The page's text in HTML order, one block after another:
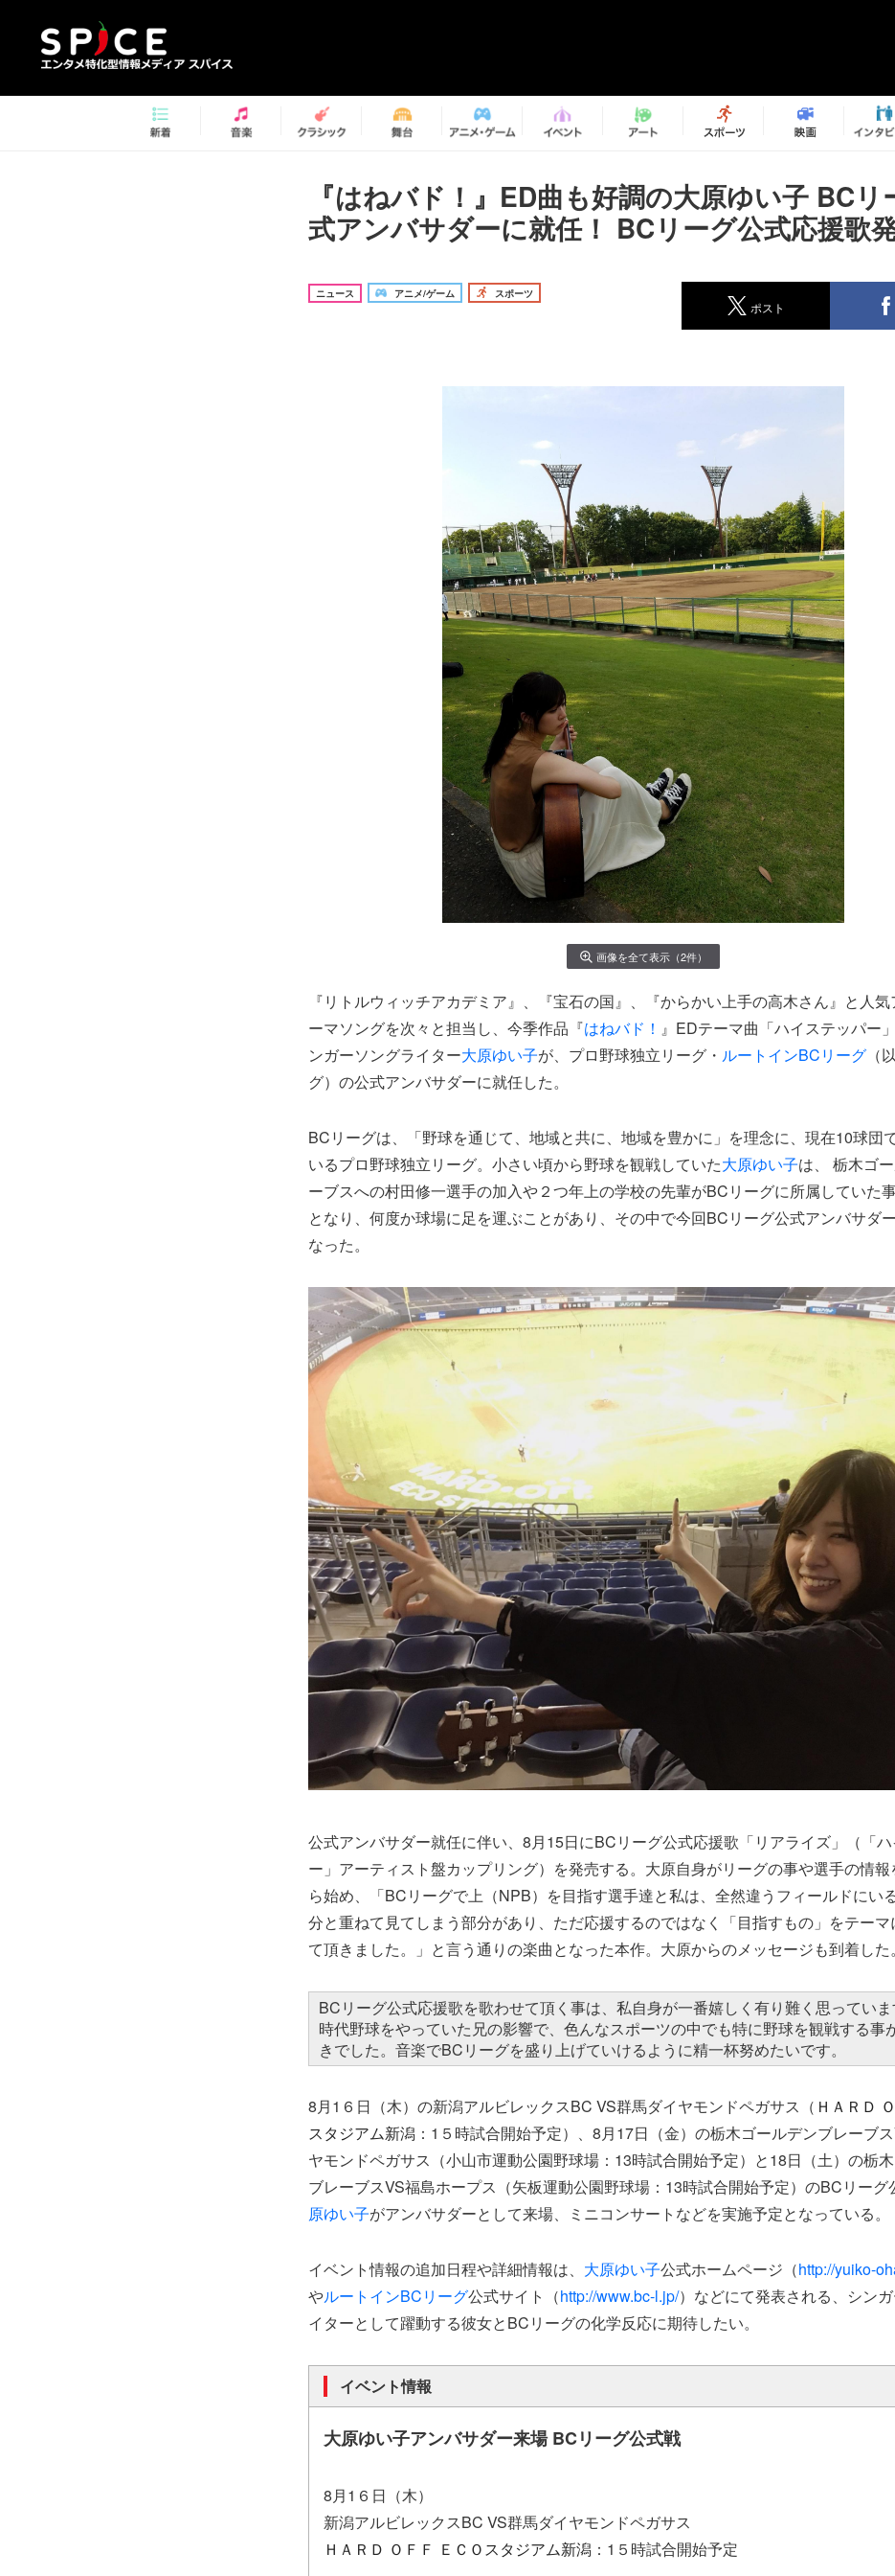
『はねバド！』ED曲も好調の大原ゆい子 BCリ
式アンバサダーに就任！ BCリーグ公式応援歌
ニュース アニメ/ゲーム スポーツ
ポスト
画像を全て表示（2件）
『リトルウィッチアカデミア』、『宝石の国』、『からかい上手の高木さん』と人
ーマソングを次々と担当し、今季作品『はねバド！ 』EDテーマ曲「ハイステッパー
ンガーソングライター大原ゆい子が、プロ野球独立リーグ・ ルートインBCリーグ （
グ）の公式アンバサダーに就任した。
BCリーグは、「野球を通じて、地域と共に、地域を豊かに」を理念に、現在10球団
いるプロ野球独立リーグ。小さい頃から野球を観戦していた大原ゆい子は、 栃木ゴ
ーブスへの村田修一選手の加入や２つ年上の学校の先輩がBCリーグに所属していた
となり、何度か球場に足を運ぶことがあり、その中で今回BCリーグ公式アンバサダ
なった。
公式アンバサダー就任に伴い、8月15日にBCリーグ公式応援歌「リアライズ」（「
ー」アーティスト盤カップリング）を発売する。大原自身がリーグの事や選手の情
ら始め、「BCリーグで上（NPB）を目指す選手達と私は、全然違うフィールドにい
分と重ねて見てしまう部分があり、ただ応援するのではなく「目指すもの」をテー
て頂きました。」と言う通りの楽曲となった本作。大原からのメッセージも到着した。
BCリーグ公式応援歌を歌わせて頂く事は、私自身が一番嬉しく有り難く思ってい
時代野球をやっていた兄の影響で、色んなスポーツの中でも特に野球を観戦する事
きでした。音楽でBCリーグを盛り上げていけるように精一杯努めたいです。
8月1６日（木）の新潟アルビレックスBC VS群馬ダイヤモンドペガサス（ ＨＡＲＤ
スタジアム新潟 ：1５時試合開始予定）、8月17日（金）の栃木ゴールデンブレーブ
ヤモンドペガサス（小山市運動公園野球場：13時試合開始予定）と18日（土）の栃
ブレーブスVS福島ホープス（矢板運動公園野球場：13時試合開始予定）のBCリーグ
原ゆい子がアンバサダーとして来場、ミニコンサートなどを実施予定となっている。
イベント情報の追加日程や詳細情報は、 大原ゆい子公式ホームページ（http://yuiko-
やルートインBCリーグ公式サイト（http://www.bc-l.jp/）などにて発表される、シン
イターとして躍動する彼女とBCリーグの化学反応に期待したい。
イベント情報
大原ゆい子アンバサダー来場 BCリーグ公式戦
8月1６日（木）
新潟アルビレックスBC VS群馬ダイヤモンドペガサス
ＨＡＲＤ ＯＦＦ ＥＣＯスタジアム新潟 ：1５時試合開始予定